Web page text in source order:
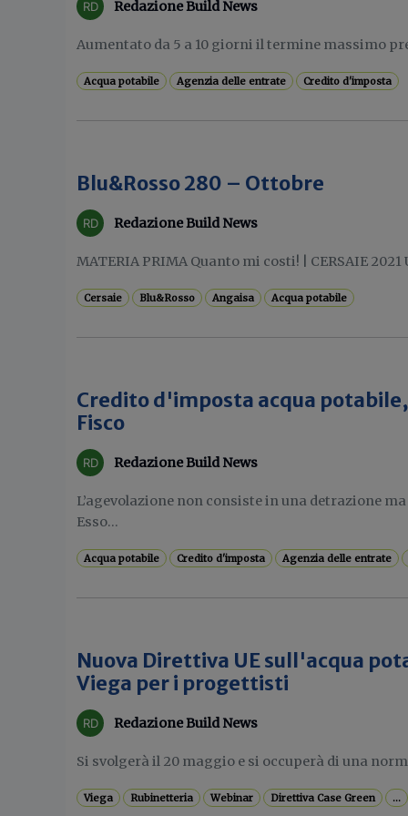
Redazione Build News
Aumentato da 5 a 10 giorni il termine massimo
Acqua potabile Agenzia delle entrate Credito d'imposta
Blu&Rosso 280 – Ottobre
Redazione Build News
MATERIA PRIMA Quanto mi costi! | CERSAIE
Cersaie Blu&Rosso Angaisa Acqua potabile
Credito d'imposta acqua
Fisco
Redazione Build News
L’agevolazione non consiste in una detrazione
Esso...
Acqua potabile Credito d'imposta Agenzia delle entrate
Nuova Direttiva UE sull'acqua
Viega per i progettisti
Redazione Build News
Si svolgerà il 20 maggio e si occuperà di una
Viega Rubinetteria Webinar Direttiva Case Green ...